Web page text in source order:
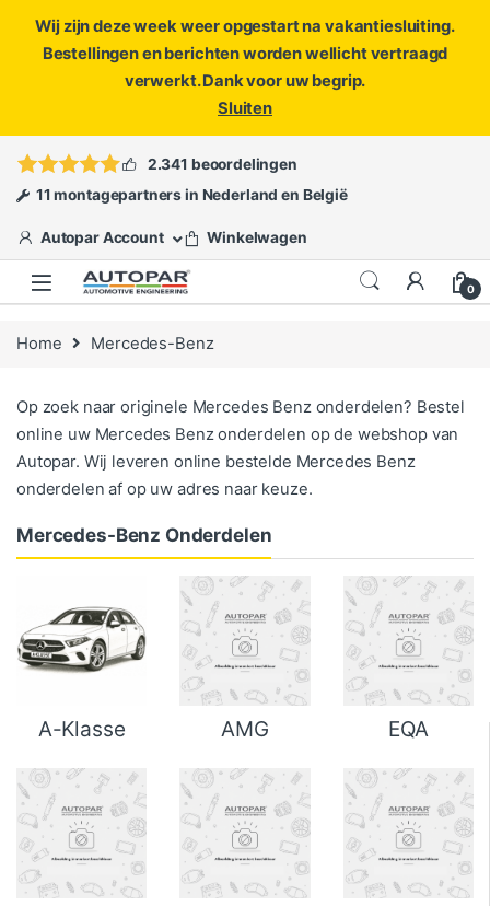
Wij zijn deze week weer opgestart na vakantiesluiting.
Bestellingen en berichten worden wellicht vertraagd
verwerkt. Dank voor uw begrip.
Sluiten
ofopen een ticket
2.341 beoordelingen
11 montagepartners in Nederland en België
Autopar Account Winkelwagen
0
Home Mercedes-Benz
Op zoek naar originele Mercedes Benz onderdelen? Bestel
online uw Mercedes Benz onderdelen op de webshop van
Autopar. Wij leveren online bestelde Mercedes Benz
onderdelen af op uw adres naar keuze.
Mercedes-Benz Onderdelen
A-Klasse AMG EQA